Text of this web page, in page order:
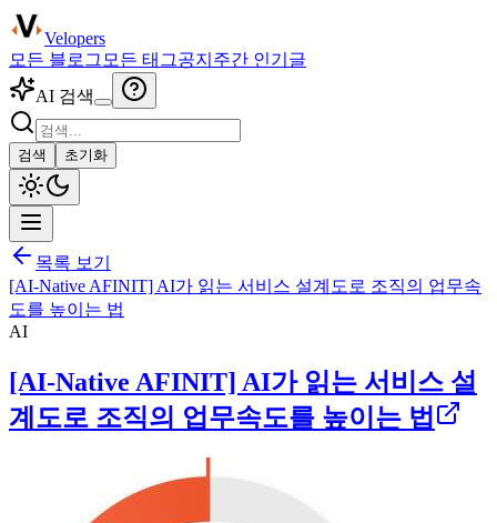
Velopers
모든 블로그 모든 태그공지 주간 인기글
AI 검색
검색 초기화
목록 보기
[AI-Native AFINIT] AI가 읽는 서비스 설계도로 조직의 업무속
도를 높이는 법
AI
[AI-Native AFINIT] AI가 읽는 서비스 설
계도로 조직의 업무속도를 높이는 법